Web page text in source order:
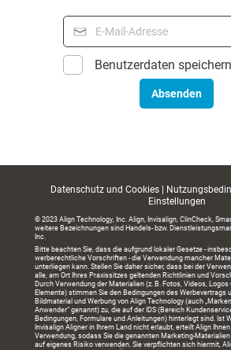
Benutzerdaten speichern
Absenden
Datenschutz und Cookies
Einstellungen
© 2023 Align Technology, Inc. Align, Invisalign, ClinCheck,
weitere Bezeichnungen sind Handels- bzw.
Inc.
Bitte beachten Sie, dass die aufgrund lokaler Gesetze -
werberechtliche Vorschriften - die Verwendung mancher
unterliegen kann. Stellen Sie daher sicher, dass bei der
alle, am Ort Ihres Praxissitzes geltenden Richtlinien und
Durch Verwendung der Materialien (z. B. Fotos, Videos, Logos
Elemente) stimmen Sie den Bedingungen des Werbevertrags
Bildmaterial und Werbung von Align Technology (auch
Anwender“ genannt) zu, die auf der IDS (Bereich
Bedingungen, Formulare und Anleitungen) hinterlegt sind. Ist
Invisalign Aligner in Ihrem Land nicht erlaubt, erteilt Align
Verwendung, sodass Sie die genannten Marketing-
auf eigenes Risiko verwenden. Sie verpflichten sich hiermit,